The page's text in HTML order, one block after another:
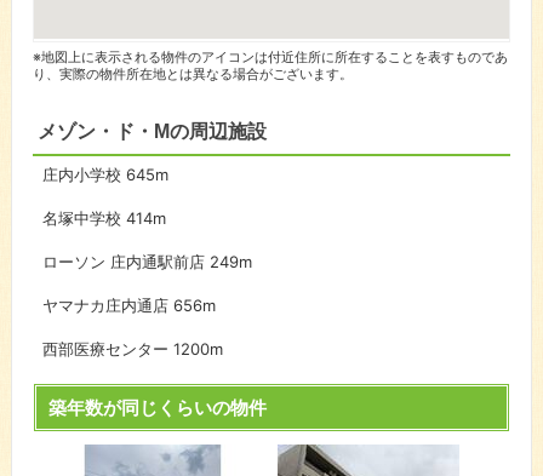
※地図上に表示される物件のアイコンは付近住所に所在することを表すものであ
り、実際の物件所在地とは異なる場合がございます。
メゾン・ド・Mの周辺施設
庄内小学校 645m
名塚中学校 414m
ローソン 庄内通駅前店 249m
ヤマナカ庄内通店 656m
西部医療センター 1200m
築年数が同じくらいの物件